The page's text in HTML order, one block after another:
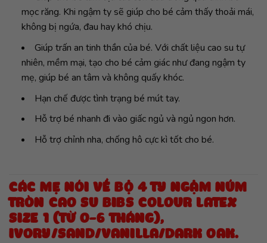
mọc răng. Khi ngậm ty sẽ giúp cho bé cảm thấy thoải mái,
không bị ngứa, đau hay khó chịu.
Giúp trấn an tinh thần của bé. Với chất liệu cao su tự
nhiên, mềm mại, tạo cho bé cảm giác như đang ngậm ty
mẹ, giúp bé an tâm và không quấy khóc.
Hạn chế được tình trạng bé mút tay.
Hỗ trợ bé nhanh đi vào giấc ngủ và ngủ ngon hơn.
Hỗ trợ chỉnh nha, chống hô cực kì tốt cho bé.
CÁC MẸ NÓI VỀ BỘ 4 TY NGẬM NÚM
TRÒN CAO SU BIBS COLOUR LATEX
SIZE 1 (TỪ 0-6 THÁNG),
IVORY/SAND/VANILLA/DARK OAK.